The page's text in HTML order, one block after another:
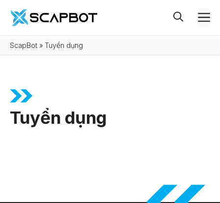
Chuyển
đến
nội
dung
ScapBot » Tuyển dụng
Tuyển dụng